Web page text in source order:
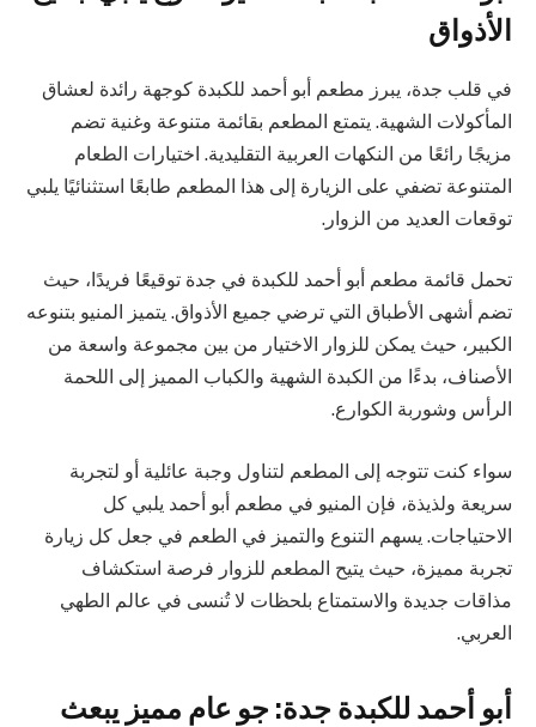
الأذواق
في قلب جدة، يبرز مطعم أبو أحمد للكبدة كوجهة رائدة لعشاق
المأكولات الشهية. يتمتع المطعم بقائمة متنوعة وغنية تضم
مزيجًا رائعًا من النكهات العربية التقليدية. اختيارات الطعام
المتنوعة تضفي على الزيارة إلى هذا المطعم طابعًا استثنائيًا يلبي
توقعات العديد من الزوار.
تحمل قائمة مطعم أبو أحمد للكبدة في جدة توقيعًا فريدًا، حيث
تضم أشهى الأطباق التي ترضي جميع الأذواق. يتميز المنيو بتنوعه
الكبير، حيث يمكن للزوار الاختيار من بين مجموعة واسعة من
الأصناف، بدءًا من الكبدة الشهية والكباب المميز إلى اللحمة
الرأس وشوربة الكوارع.
سواء كنت تتوجه إلى المطعم لتناول وجبة عائلية أو لتجربة
سريعة ولذيذة، فإن المنيو في مطعم أبو أحمد يلبي كل
الاحتياجات. يسهم التنوع والتميز في الطعم في جعل كل زيارة
تجربة مميزة، حيث يتيح المطعم للزوار فرصة استكشاف
مذاقات جديدة والاستمتاع بلحظات لا تُنسى في عالم الطهي
العربي.
أبو أحمد للكبدة جدة: جو عام مميز يبعث